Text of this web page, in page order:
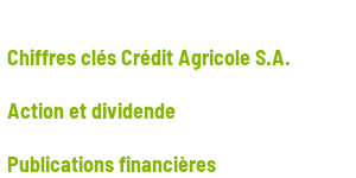
Chiffres clés Crédit Agricole S.A.
Action et dividende
Publications financières